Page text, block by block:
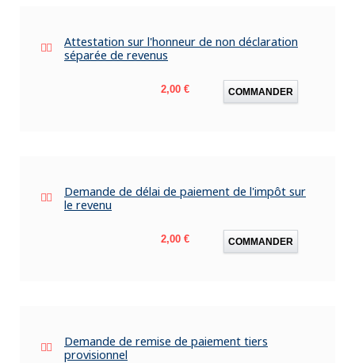
Attestation sur l'honneur de non déclaration
séparée de revenus
Prix
2,00 € COMMANDER
Demande de délai de paiement de l'impôt sur
le revenu
Prix
2,00 € COMMANDER
Demande de remise de paiement tiers
provisionnel